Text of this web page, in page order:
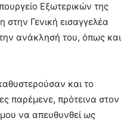
Εξωτερικών της
στην Γενική εισαγγελέα
ανάκλησή του, όπως και
και το
παρέμενε, πρότεινα στον
να απευθυνθεί ως